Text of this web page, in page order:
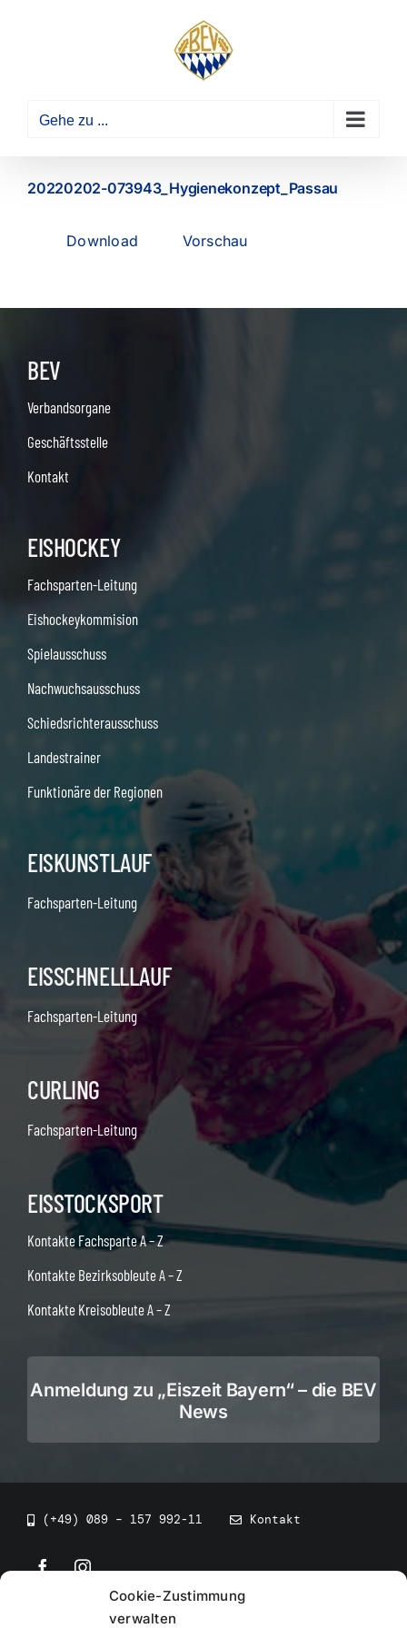
Cookie-Zustimmung
verwalten
Gehe zu ...
20220202-073943_Hygienekonzept_Passau
Download Vorschau
BEV
Verbandsorgane
Geschäftsstelle
Kontakt
EISHOCKEY
Fachsparten-Leitung
Eishockeykommision
Spielausschuss
Nachwuchsausschuss
Schiedsrichterausschuss
Landestrainer
Funktionäre der Regionen
EISKUNSTLAUF
Fachsparten-Leitung
EISSCHNELLLAUF
Fachsparten-Leitung
CURLING
Fachsparten-Leitung
EISSTOCKSPORT
Kontakte Fachsparte A – Z
Kontakte Bezirksobleute A – Z
Kontakte Kreisobleute A – Z
Anmeldung zu „Eiszeit Bayern“ – die BEV
News
(+49) 089 – 157 992-11 Kontakt
• BEV Bayerischer Eissportverband